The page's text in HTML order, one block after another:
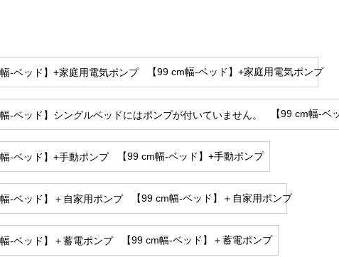
【99 cm幅-ベッド】+家庭用電気ポンプ
【99 cm幅-ベ
【99 cm幅-ベッド】+手動ポンプ
【99 cm幅-ベッド】＋自家用ポンプ
【99 cm幅-ベッド】＋蓄電ポンプ